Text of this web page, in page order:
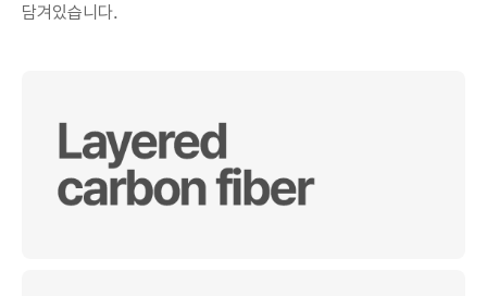
담겨있습니다.